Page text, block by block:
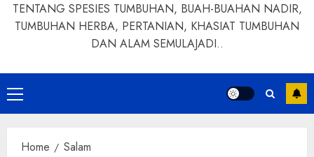
TENTANG SPESIES TUMBUHAN, BUAH-BUAHAN NADIR,
TUMBUHAN HERBA, PERTANIAN, KHASIAT TUMBUHAN
DAN ALAM SEMULAJADI..
Primary
Menu
Home Salam